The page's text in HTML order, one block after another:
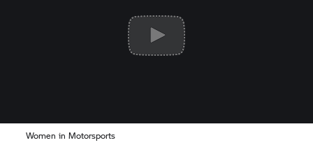
Women in Motorsports